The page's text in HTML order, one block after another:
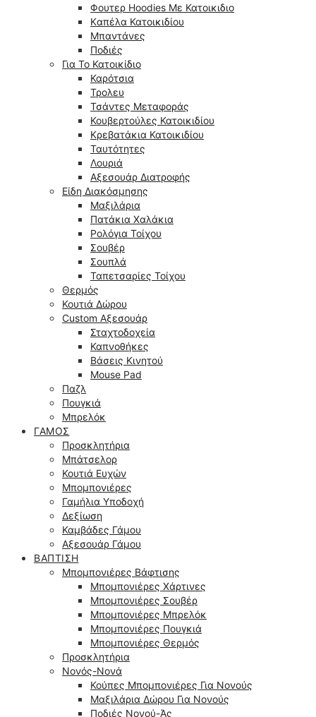
Φουτερ Hoodies Με Κατοικιδιο
Kαπέλα Κατοικιδίου
Μπαντάνες
Ποδιές
Για Το Κατοικίδιο
Καρότσια
Τρολευ
Τσάντες Μεταφοράς
Κουβερτούλες Κατοικιδίου
Κρεβατάκια Κατοικιδίου
Ταυτότητες
Λουριά
Αξεσουάρ Διατροφής
Είδη Διακόσμησης
Μαξιλάρια
Πατάκια Χαλάκια
Ρολόγια Τοίχου
Σουβέρ
Σουπλά
Ταπετσαρίες Τοίχου
Θερμός
Κουτιά Δώρου
Custom Αξεσουάρ
Σταχτοδοχεία
Καπνοθήκες
Βάσεις Κινητού
Mouse Pad
Παζλ
Πουγκιά
Μπρελόκ
ΓΆΜΟΣ
Προσκλητήρια
Μπάτσελορ
Κουτιά Ευχών
Μπομπονιέρες
Γαμήλια Υποδοχή
Δεξίωση
Καμβάδες Γάμου
Αξεσουάρ Γάμου
ΒΆΠΤΙΣΗ
Μπομπονιέρες Βάφτισης
Μπομπονιέρες Χάρτινες
Μπομπονιέρες Σουβέρ
Μπομπονιέρες Μπρελόκ
Μπομπονιέρες Πουγκιά
Μπομπονιέρες Θερμός
Προσκλητήρια
Νονός-Νονά
Κούπες Μπομπονιέρες Για Νονούς
Μαξιλάρια Δώρου Για Νονούς
Ποδιές Νονού-Άς